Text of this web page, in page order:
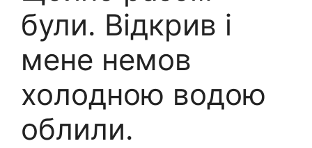
були. Відкрив і
мене немов
холодною водою
облили.